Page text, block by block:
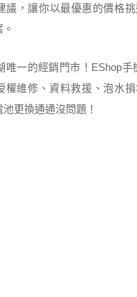
議，讓你以最優惠的價格